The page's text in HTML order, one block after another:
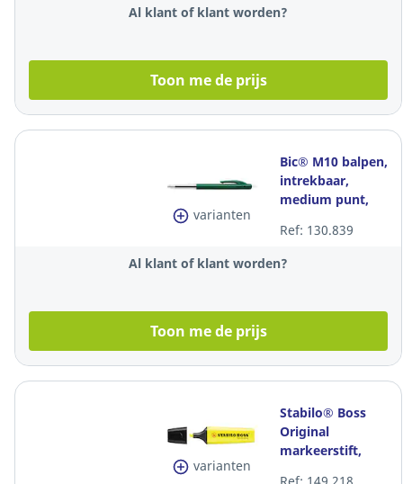
Al klant of klant worden?
Toon me de prijs
varianten
Bic® M10 balpen,
intrekbaar,
medium punt,
Ref: 130.839
Al klant of klant worden?
Toon me de prijs
varianten
Stabilo® Boss
Original
markeerstift,